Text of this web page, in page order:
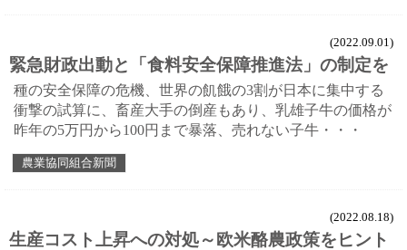
(2022.09.01)
緊急財政出動と「食料安全保障推進法」の制定を
種の安全保障の危機、世界の飢餓の3割が日本に集中する
衝撃の試算に、畜産大手の倒産もあり、乳雄子牛の価格が
昨年の5万円から100円まで暴落、売れない子牛・・・
農業協同組合新聞
(2022.08.18)
生産コスト上昇への対処～欧米酪農政策をヒント